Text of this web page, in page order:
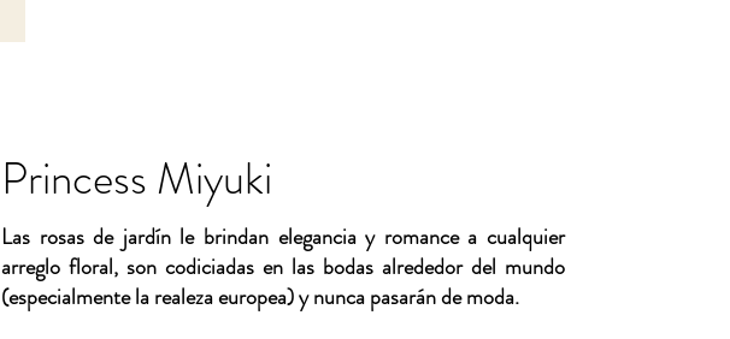
Princess Miyuki
Las rosas de jardín le brindan elegancia y romance a cualquier
arreglo floral, son codiciadas en las bodas alrededor del mundo
(especialmente la realeza europea) y nunca pasarán de moda.